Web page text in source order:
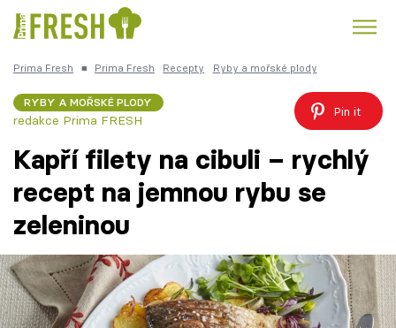
Česká kuchyně Čokoláda
Témata
Recepty
Prima Fresh ■ Prima Fresh Recepty Ryby a mořské plody
RYBY A MOŘSKÉ PLODY
redakce Prima FRESH
Pin it
Kapří filety na cibuli – rychlý
recept na jemnou rybu se
zeleninou